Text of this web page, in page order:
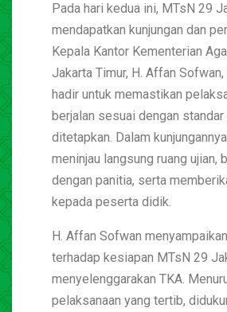
Pada hari kedua ini, MTsN 29
mendapatkan kunjungan dan
Kepala Kantor Kementerian
Jakarta Timur, H. Affan Sofwan,
hadir untuk memastikan
berjalan sesuai dengan standar
ditetapkan. Dalam
meninjau langsung ruang ujian,
dengan panitia, serta
kepada peserta didik.
H. Affan Sofwan
terhadap kesiapan MTsN 29
menyelenggarakan TKA.
pelaksanaan yang tertib,